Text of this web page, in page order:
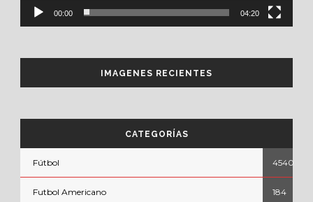
00:00 04:20
IMAGENES RECIENTES
CATEGORÍAS
Fútbol 4540
Futbol Americano 184